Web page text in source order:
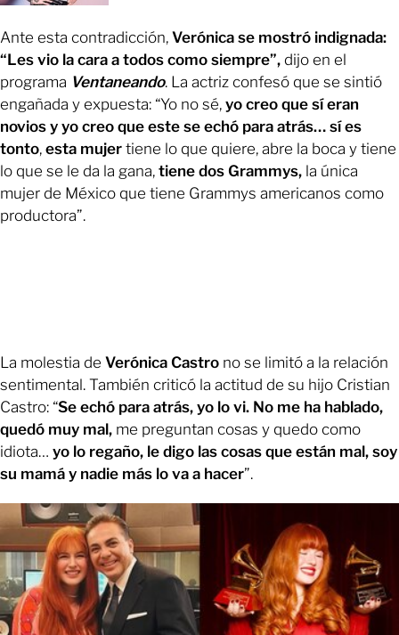
Ante esta contradicción, Verónica se mostró indignada:
“Les vio la cara a todos como siempre”, dijo en el
programa Ventaneando. La actriz confesó que se sintió
engañada y expuesta: “Yo no sé, yo creo que sí eran
novios y yo creo que este se echó para atrás… sí es
tonto, esta mujer tiene lo que quiere, abre la boca y tiene
lo que se le da la gana, tiene dos Grammys, la única
mujer de México que tiene Grammys americanos como
productora”.
La molestia de Verónica Castro no se limitó a la relación
sentimental. También criticó la actitud de su hijo Cristian
Castro: “Se echó para atrás, yo lo vi. No me ha hablado,
quedó muy mal, me preguntan cosas y quedo como
idiota… yo lo regaño, le digo las cosas que están mal, soy
su mamá y nadie más lo va a hacer”.